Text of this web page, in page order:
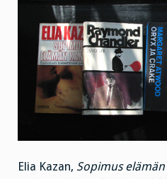
Elia Kazan, Sopimus elämän